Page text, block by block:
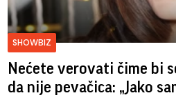
SHOWBIZ
Nećete verovati čime bi
da nije pevačica: „Jako